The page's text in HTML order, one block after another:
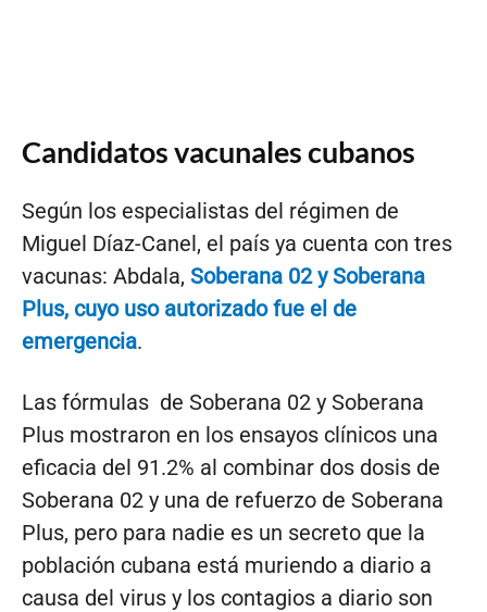
Candidatos vacunales cubanos
Según los especialistas del régimen de
Miguel Díaz-Canel, el país ya cuenta con tres
vacunas: Abdala, Soberana 02 y Soberana
Plus, cuyo uso autorizado fue el de
emergencia.
Las fórmulas de Soberana 02 y Soberana
Plus mostraron en los ensayos clínicos una
eficacia del 91.2% al combinar dos dosis de
Soberana 02 y una de refuerzo de Soberana
Plus, pero para nadie es un secreto que la
población cubana está muriendo a diario a
causa del virus y los contagios a diario son